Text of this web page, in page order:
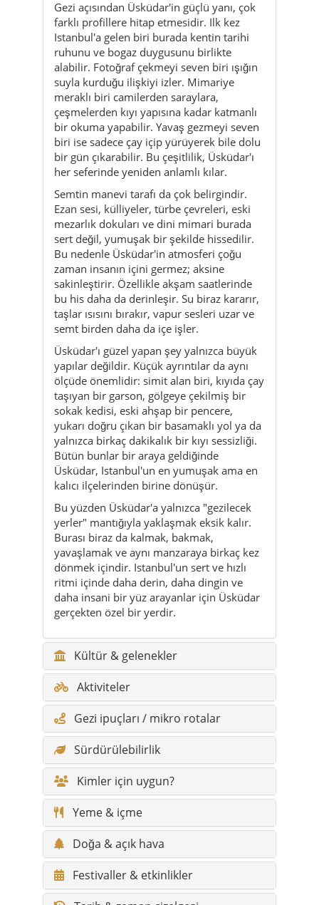
suyla kurduğu ilişkiyi izler. Mimariye
meraklı biri camilerden saraylara,
çeşmelerden kıyı yapısına kadar katmanlı
bir okuma yapabilir. Yavaş gezmeyi seven
biri ise sadece çay içip yürüyerek bile dolu
bir gün çıkarabilir. Bu çeşitlilik, Üsküdar'ı
her seferinde yeniden anlamlı kılar.
Semtin manevi tarafı da çok belirgindir.
Ezan sesi, külliyeler, türbe çevreleri, eski
mezarlık dokuları ve dini mimari burada
sert değil, yumuşak bir şekilde hissedilir.
Bu nedenle Üsküdar'in atmosferi çoğu
zaman insanın içini germez; aksine
sakinleştirir. Özellikle akşam saatlerinde
bu his daha da derinleşir. Su biraz kararır,
taşlar ısısını bırakır, vapur sesleri uzar ve
semt birden daha da içe işler.
Üsküdar'ı güzel yapan şey yalnızca büyük
yapılar değildir. Küçük ayrıntılar da aynı
ölçüde önemlidir: simit alan biri, kıyıda çay
taşıyan bir garson, gölgeye çekilmiş bir
sokak kedisi, eski ahşap bir pencere,
yukarı doğru çıkan bir basamaklı yol ya da
yalnızca birkaç dakikalık bir kıyı sessizliği.
Bütün bunlar bir araya geldiğinde
Üsküdar, Istanbul'un en yumuşak ama en
kalıcı ilçelerinden birine dönüşür.
Bu yüzden Üsküdar'a yalnızca "gezilecek
yerler" mantığıyla yaklaşmak eksik kalır.
Burası biraz da kalmak, bakmak,
yavaşlamak ve aynı manzaraya birkaç kez
dönmek içindir. Istanbul'un sert ve hızlı
ritmi içinde daha derin, daha dingin ve
daha insani bir yüz arayanlar için Üsküdar
gerçekten özel bir yerdir.
Kültür & gelenekler
Aktiviteler
Gezi ipuçları / mikro rotalar
Sürdürülebilirlik
Kimler için uygun?
Yeme & içme
Doğa & açık hava
Festivaller & etkinlikler
Tarih & zaman çizelgesi
Gizli cennetler
Efsaneler